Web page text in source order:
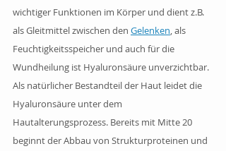
wichtiger Funktionen im Körper und dient z.B.
als Gleitmittel zwischen den Gelenken , als
Feuchtigkeitsspeicher und auch für die
Wundheilung ist Hyaluronsäure unverzichtbar.
Als natürlicher Bestandteil der Haut leidet die
Hyaluronsäure unter dem
Hautalterungsprozess. Bereits mit Mitte 20
beginnt der Abbau von Strukturproteinen und